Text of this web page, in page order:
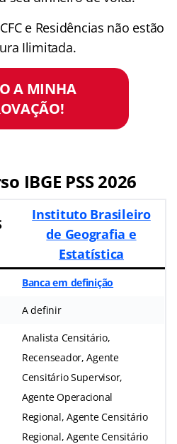
e Residências não estão
Ilimitada.
A MINHA
IBGE PSS 2026
Instituto Brasileiro
de Geografia e
Estatística
Banca em definição
A definir
Analista Censitário,
Recenseador, Agente
Censitário Supervisor,
Agente Operacional
Regional, Agente Censitário
Regional, Agente Censitário